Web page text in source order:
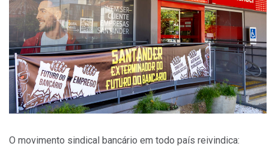
O movimento sindical bancário em todo país reivindica: